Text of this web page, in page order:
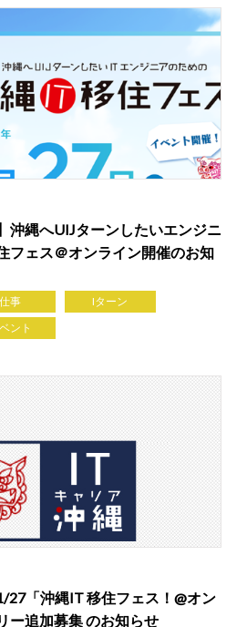
沖縄へUIJターンしたいエンジニ
フェス＠オンライン開催のお知
仕事
Iターン
ント
27「沖縄IT 移住フェス！@オン
ー追加募集 のお知らせ